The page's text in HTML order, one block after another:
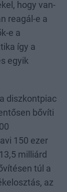
hogy van-
reagál-e a
e a
így a
egyik
diszkontpiac
bővíti
150 ezer
milliárd
túl a
az